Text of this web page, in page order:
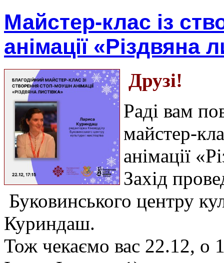
Майстер-клас із
анімації «Різдвяна
Друзі!
Раді вам
майстер-
анімації
Захід
Буковинського центру
Куриндаш.
Тож чекаємо вас 22.12, о